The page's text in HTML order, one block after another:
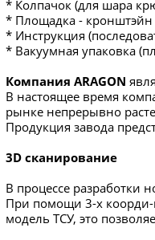
* Колпачок (для шара
* Площадка - кронштэйн
* Инструкция
* Вакуумная упаковка
Компания ARAGON
В настоящее время
рынке непрерывно
Продукция завода
3D сканирование
В процессе разработки
При помощи 3-х коорди-
модель ТСУ, это